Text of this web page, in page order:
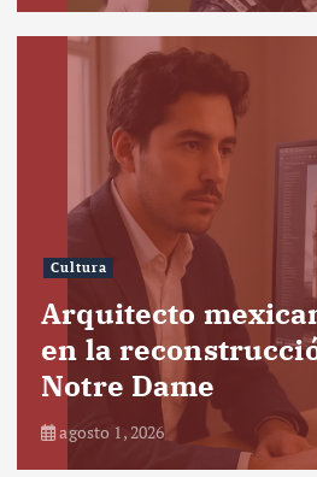
Cultura
Arquitecto
en la
Notre Dame
agosto 1, 2026